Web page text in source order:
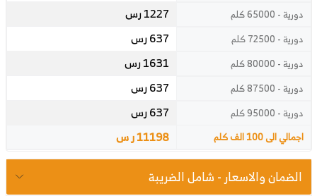
دورية - 65000 كلم 1227 رس
دورية - 72500 كلم 637 رس
دورية - 80000 كلم 1631 رس
دورية - 87500 كلم 637 رس
دورية - 95000 كلم 637 رس
اجمالي الى 100 الف كلم 11198 ر س
الضمان والاسعار - شامل الضريبة